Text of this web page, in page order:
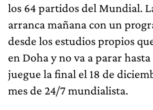
los 64 partidos del Mundial.
arranca mañana con un
desde los estudios propios
en Doha y no va a parar hasta
juegue la final el 18 de
mes de 24/7 mundialista.